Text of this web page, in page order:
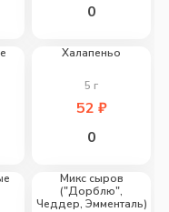
0
Халапеньо
5 г
52 ₽
0
Микс сыров
("Дорблю",
Чеддер, Эмменталь)